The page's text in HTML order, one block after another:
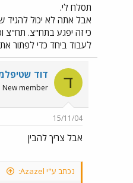
תסלח לי.
אבל אתה לא יכול להגיד
כי זה יפגע בתח"צ. תח"צ
לעבוד ביחד כדי לפתור
ד דוד
New member
15/11/04
אבל צריך להבין
נכתב ע"י Azazel: